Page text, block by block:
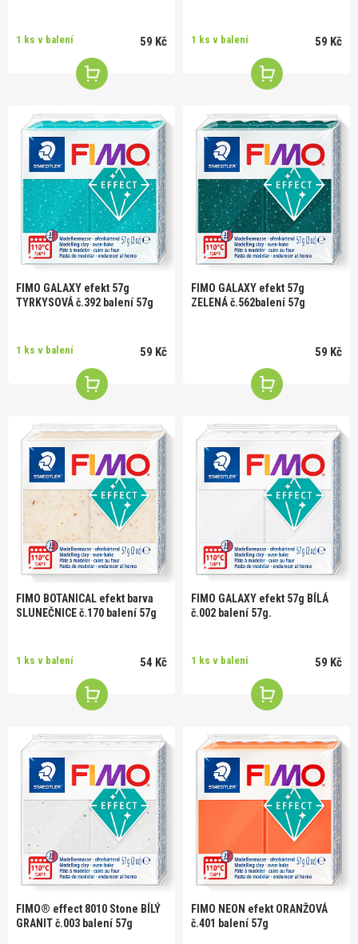
1 ks v balení 59 Kč 1 ks v balení 59 Kč
FIMO GALAXY efekt 57g
TYRKYSOVÁ č.392 balení 57g
1 ks v balení 59 Kč
FIMO GALAXY efekt 57g
ZELENÁ č.562balení 57g
59 Kč
FIMO BOTANICAL efekt barva
SLUNEČNICE č.170 balení 57g
1 ks v balení 54 Kč
FIMO GALAXY efekt 57g BÍLÁ
č.002 balení 57g.
1 ks v balení 59 Kč
FIMO® effect 8010 Stone BÍLÝ
GRANIT č.003 balení 57g
FIMO NEON efekt ORANŽOVÁ
č.401 balení 57g